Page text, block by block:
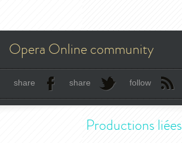
Opera Online community
share share follow
Productions liées